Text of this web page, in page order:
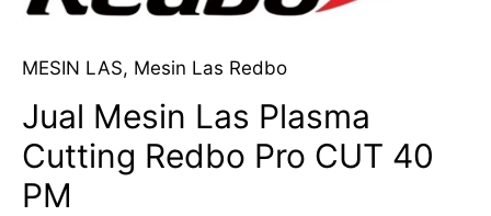
MESIN LAS, Mesin Las Redbo
Jual Mesin Las Plasma
Cutting Redbo Pro CUT 40
PM